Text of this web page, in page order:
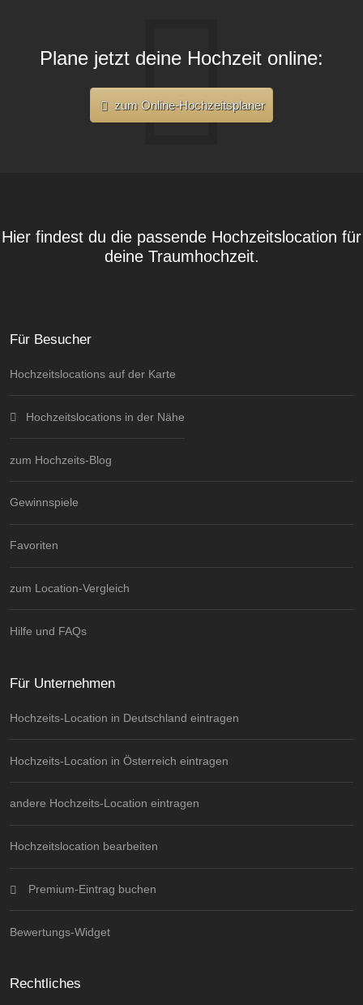
Plane jetzt deine Hochzeit online:
zum Online-Hochzeitsplaner
Hier findest du die passende Hochzeitslocation für
deine Traumhochzeit.
Für Besucher
Hochzeitslocations auf der Karte
Hochzeitslocations in der Nähe
zum Hochzeits-Blog
Gewinnspiele
Favoriten
zum Location-Vergleich
Hilfe und FAQs
Für Unternehmen
Hochzeits-Location in Deutschland eintragen
Hochzeits-Location in Österreich eintragen
andere Hochzeits-Location eintragen
Hochzeitslocation bearbeiten
Premium-Eintrag buchen
Bewertungs-Widget
Rechtliches